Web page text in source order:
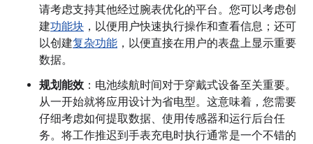
请考虑支持其他经过腕表优化的平台。您可以考虑创
建功能块 ，以便用户快速执行操作和查看信息；还可
以创建复杂功能 ，以便直接在用户的表盘上显示重要
数据。
规划能效：电池续航时间对于穿戴式设备至关重要。
从一开始就将应用设计为省电型。这意味着，您需要
仔细考虑如何提取数据、使用传感器和运行后台任
务。将工作推迟到手表充电时执行通常是一个不错的